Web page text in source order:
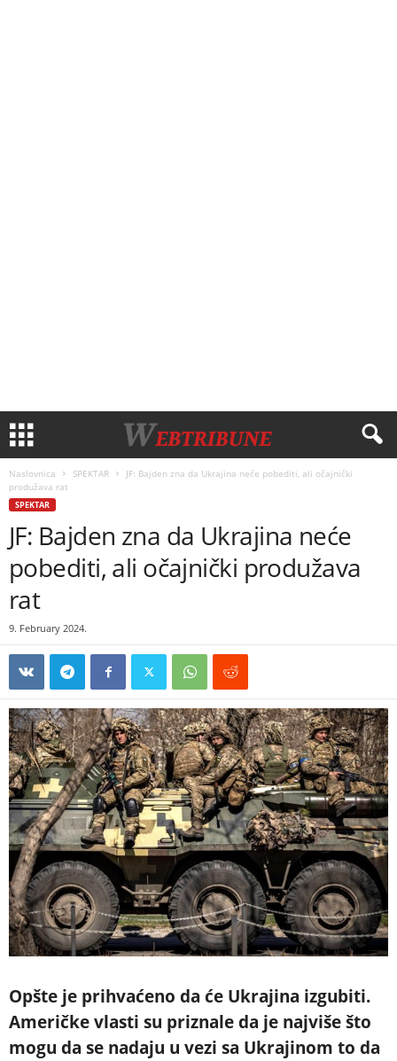
Naslovnica SPEKTAR
JF: Bajden zna da Ukrajina neće pobediti, ali očajnički
produžava rat
SPEKTAR
JF: Bajden zna da Ukrajina neće
pobediti, ali očajnički produžava
rat
9. February 2024.
Opšte je prihvaćeno da će Ukrajina izgubiti.
Američke vlasti su priznale da je najviše što
mogu da se nadaju u vezi sa Ukrajinom to da